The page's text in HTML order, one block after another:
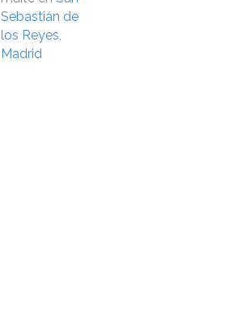
Sebastián de
los Reyes,
Madrid